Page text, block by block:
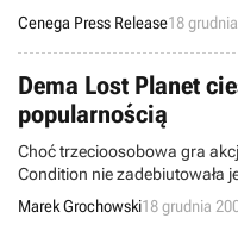
dodatkowych testów
Dungeon Siege II została
Cenega Press Release18
Dema Lost Planet
popularnością
Choć trzecioosobowa gra
Condition nie zadebiutowała
programiści z koncernu
zadowolenia. Wszystko to
Marek Grochowski18 grudnia